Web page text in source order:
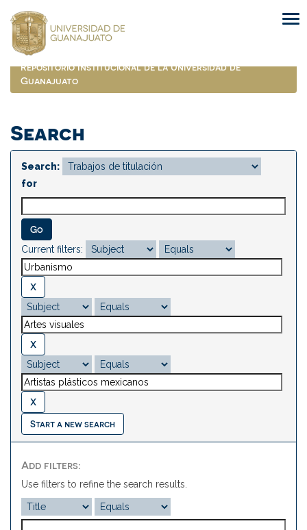
navigation
Repositorio Institucional de la Universidad de
Guanajuato
Search
Search:
for
Current filters:
Start a new search
Add filters:
Use filters to refine the search results.